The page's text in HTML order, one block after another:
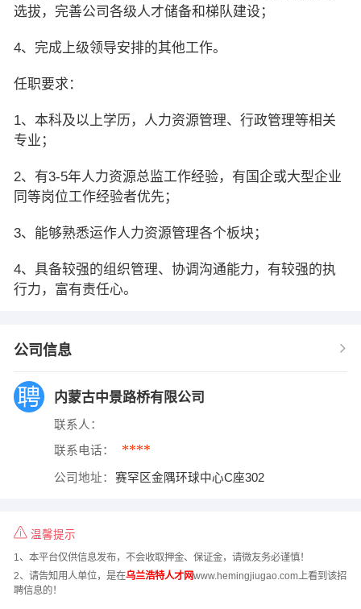
选拔，完善公司各级人才储备和梯队建设；
4、完成上级领导安排的其他工作。
任职要求：
1、本科及以上学历，人力资源管理、行政管理等相关
专业；
2、有3-5年人力资源总监工作经验，有国企或大型企业
同等岗位工作经验者优先；
3、能够熟悉运作人力资源管理各个板块；
4、具备较强的组织管理、协调沟通能力，有较强的执
行力，富有责任心。
公司信息
内蒙古中景路桥有限公司
联系人：
联系电话： ****
公司地址： 赛罕区金隅环球中心C座302
温馨提示
1、本平台仅供信息发布，不会收取押金、保证金，请微友务必谨慎！
2、请告知用人单位，是在乌兰浩特人才网www.hemingjiugao.com上看到该招
聘信息的！